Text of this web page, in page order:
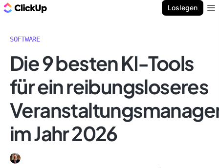
Loslegen
SOFTWARE
Die 9 besten KI-Tools
für ein reibungsloseres
im Jahr 2026